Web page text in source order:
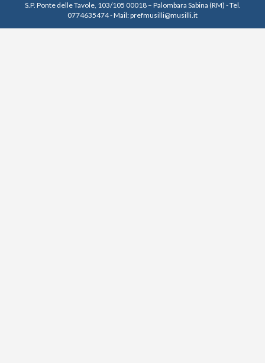
S.P. Ponte delle Tavole, 103/105 00018 – Palombara Sabina (RM) - Tel.
0774635474 - Mail: prefmusilli@musilli.it